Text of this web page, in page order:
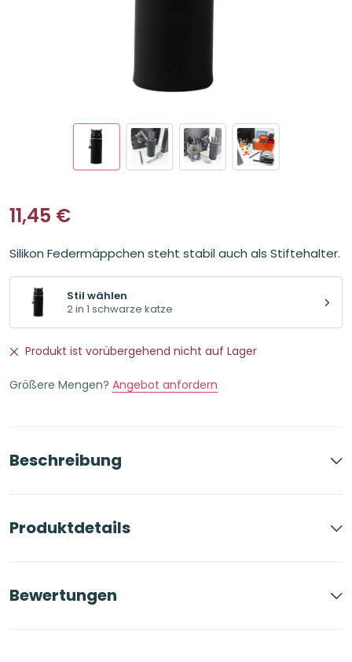
11,45 €
Silikon Federmäppchen steht stabil auch als Stiftehalter.
Stil wählen
2 in 1 schwarze katze
Produkt ist vorübergehend nicht auf Lager
Größere Mengen? Angebot anfordern
Beschreibung
Produktdetails
Bewertungen